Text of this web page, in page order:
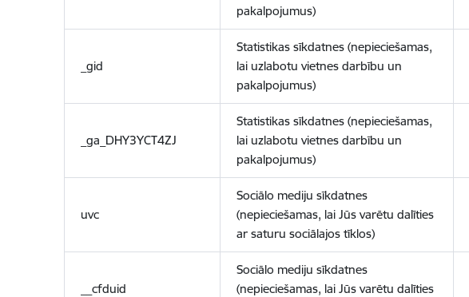
pakalpojumus)
_gid
Statistikas sīkdatnes (nepieciešamas,
lai uzlabotu vietnes darbību un
pakalpojumus)
_ga_DHY3YCT4ZJ
Statistikas sīkdatnes (nepieciešamas,
lai uzlabotu vietnes darbību un
pakalpojumus)
uvc
Sociālo mediju sīkdatnes
(nepieciešamas, lai Jūs varētu dalīties
ar saturu sociālajos tīklos)
__cfduid
Sociālo mediju sīkdatnes
(nepieciešamas, lai Jūs varētu dalīties